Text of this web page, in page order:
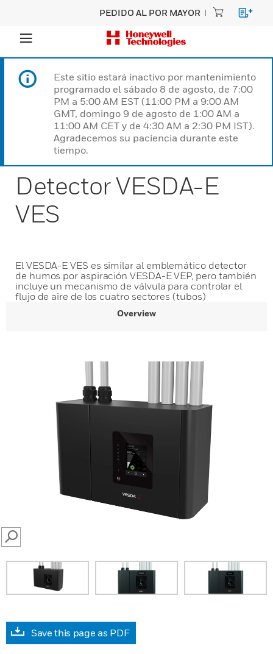
PEDIDO AL POR MAYOR
Este sitio estará inactivo por mantenimiento
programado el sábado 8 de agosto, de 7:00
PM a 5:00 AM EST (11:00 PM a 9:00 AM
GMT, domingo 9 de agosto de 1:00 AM a
11:00 AM CET y de 4:30 AM a 2:30 PM IST).
Agradecemos su paciencia durante este
tiempo.
Detector VESDA-E
VES
El VESDA-E VES es similar al emblemático detector
de humos por aspiración VESDA-E VEP, pero también
incluye un mecanismo de válvula para controlar el
flujo de aire de los cuatro sectores (tubos)
Overview
SEARCH
Save this page as PDF